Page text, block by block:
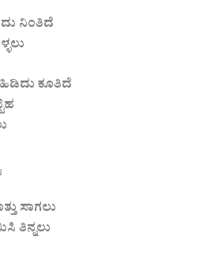
ನಿಂತಿದೆ
ಹಿಡಿದು ಕೂತಿದೆ
ಸಾಗಲು
ತಿನ್ನಲು